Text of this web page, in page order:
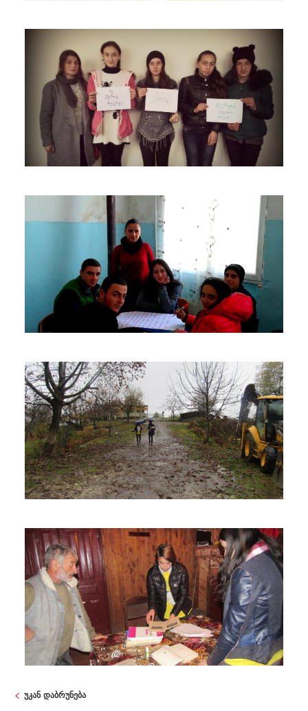
უკან დაბრუნება